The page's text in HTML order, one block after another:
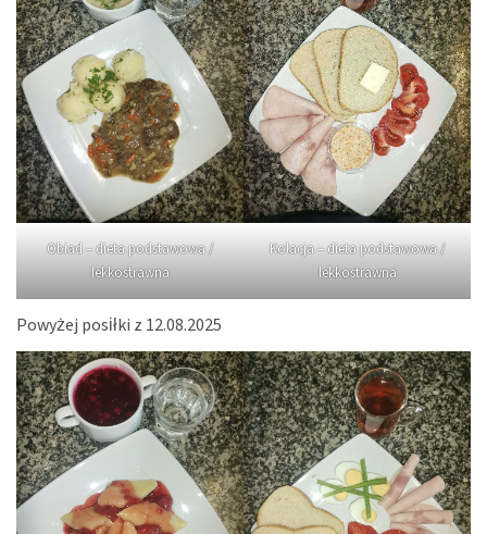
Obiad – dieta podstawowa /
lekkostrawna
Kolacja – dieta podstawowa /
lekkostrawna
Powyżej posiłki z 12.08.2025